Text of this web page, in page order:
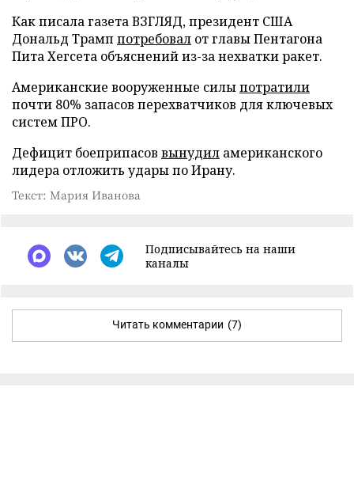
Как писала газета ВЗГЛЯД, президент США
Дональд Трамп потребовал от главы Пентагона
Пита Хегсета объяснений из-за нехватки ракет.
Американские вооруженные силыпотратили
почти 80% запасов перехватчиков для ключевых
систем ПРО.
Дефицит боеприпасов вынудил американского
лидера отложить удары по Ирану.
Текст: Мария Иванова
Подписывайтесь на наши
каналы
Читать комментарии (7)